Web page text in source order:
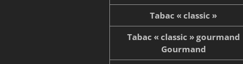
Tabac « classic »
Tabac « classic » gourmand
Gourmand